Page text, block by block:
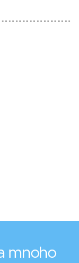
mnoho